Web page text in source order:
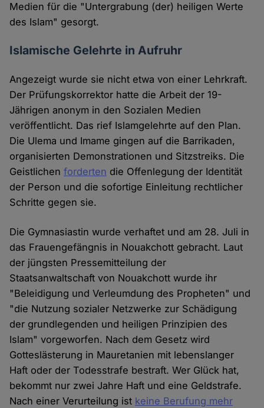
Medien für die "Untergrabung (der) heiligen Werte
des Islam" gesorgt.
Islamische Gelehrte in Aufruhr
Angezeigt wurde sie nicht etwa von einer Lehrkraft.
Der Prüfungskorrektor hatte die Arbeit der 19-
Jährigen anonym in den Sozialen Medien
veröffentlicht. Das rief Islamgelehrte auf den Plan.
Die Ulema und Imame gingen auf die Barrikaden,
organisierten Demonstrationen und Sitzstreiks. Die
Geistlichenforderten die Offenlegung der Identität
der Person und die sofortige Einleitung rechtlicher
Schritte gegen sie.
Die Gymnasiastin wurde verhaftet und am 28. Juli in
das Frauengefängnis in Nouakchott gebracht. Laut
der jüngsten Pressemitteilung der
Staatsanwaltschaft von Nouakchott wurde ihr
"Beleidigung und Verleumdung des Propheten" und
"die Nutzung sozialer Netzwerke zur Schädigung
der grundlegenden und heiligen Prinzipien des
Islam" vorgeworfen. Nach dem Gesetz wird
Gotteslästerung in Mauretanien mit lebenslanger
Haft oder der Todesstrafe bestraft. Wer Glück hat,
bekommt nur zwei Jahre Haft und eine Geldstrafe.
Nach einer Verurteilung ist keine Berufung mehr